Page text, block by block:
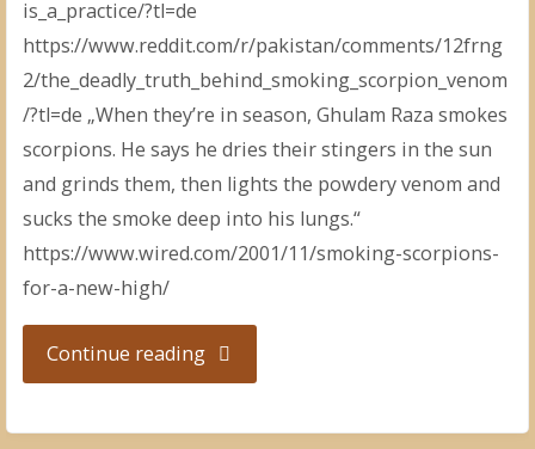
is_a_practice/?tl=de
https://www.reddit.com/r/pakistan/comments/12frng
2/the_deadly_truth_behind_smoking_scorpion_venom
/?tl=de „When they’re in season, Ghulam Raza smokes
scorpions. He says he dries their stingers in the sun
and grinds them, then lights the powdery venom and
sucks the smoke deep into his lungs.“
https://www.wired.com/2001/11/smoking-scorpions-
for-a-new-high/
Continue reading"Skorpione